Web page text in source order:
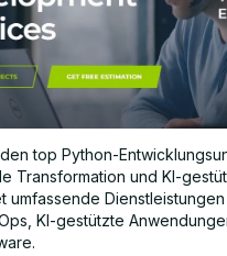
top Python-
Transformation und KI-
umfassende
KI-gestützte